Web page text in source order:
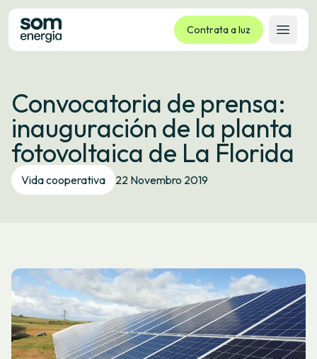
Contrata a luz
Abrir
Tarifas
Servizos
Empresas
La cooperativa
Contacto
Convocatoria de prensa:
inauguración de la planta
fotovoltaica de La Florida
Vida cooperativa 22 Novembro 2019